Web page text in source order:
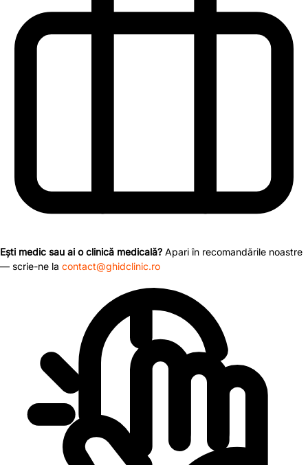
Ești medic sau ai o clinică medicală? Apari în recomandările noastre
— scrie-ne la contact@ghidclinic.ro